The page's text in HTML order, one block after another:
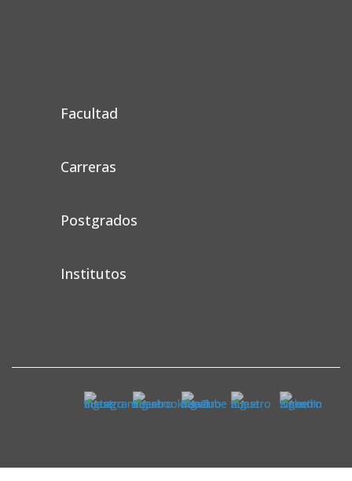
Facultad
Carreras
Postgrados
Institutos